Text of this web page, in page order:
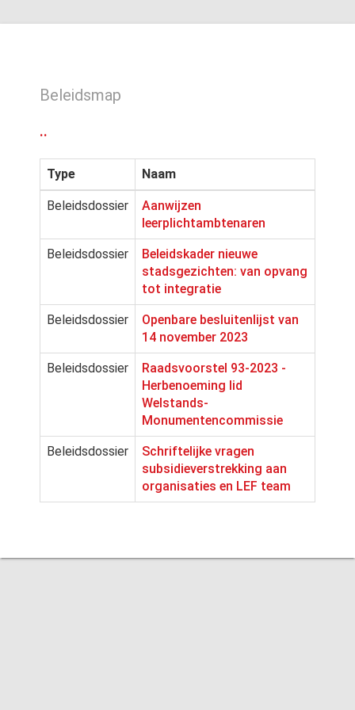
Beleidsmap
..
Type Naam
Beleidsdossier
Aanwijzen
leerplichtambtenaren
Beleidsdossier
Beleidskader nieuwe
stadsgezichten: van opvang
tot integratie
Beleidsdossier
Openbare besluitenlijst van
14 november 2023
Beleidsdossier
Raadsvoorstel 93-2023 -
Herbenoeming lid
Welstands-
Monumentencommissie
Beleidsdossier
Schriftelijke vragen
subsidieverstrekking aan
organisaties en LEF team